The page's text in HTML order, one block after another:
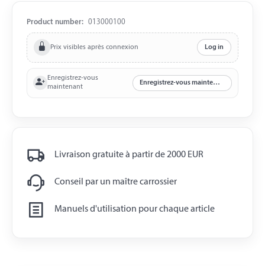
Product number: 013000100
Prix visibles après connexion Log in
Enregistrez-vous
maintenant
Enregistrez-vous maintenant
Livraison gratuite à partir de 2000 EUR
Conseil par un maître carrossier
Manuels d'utilisation pour chaque article